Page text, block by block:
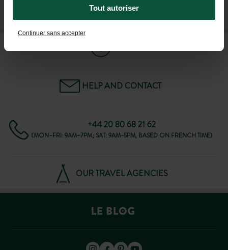
Tout autoriser
Continuer sans accepter
HELP AND CONTACT
+44 20 80 68 21 62
(MON–FRI: 9AM–7PM; SAT: 9AM–5PM, BASED ON FRENCH TIME)
OUR TRAVEL AGENCIES